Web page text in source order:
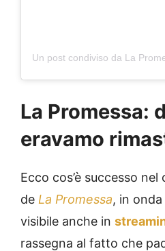
La Promessa:
eravamo
Ecco cos’è successo
de La Promessa, in onda
visibile anche in
rassegna al fatto che